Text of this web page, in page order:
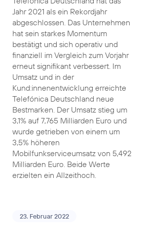
Jahr 2021 als ein Rekordjahr
abgeschlossen. Das Unternehmen
hat sein starkes Momentum
bestätigt und sich operativ und
finanziell im Vergleich zum Vorjahr
erneut signifikant verbessert. Im
Umsatz und in der
Kund:innenentwicklung erreichte
Telefónica Deutschland neue
Bestmarken. Der Umsatz stieg um
3,1% auf 7,765 Milliarden Euro und
wurde getrieben von einem um
3,5% höheren
Mobilfunkserviceumsatz von 5,492
Milliarden Euro. Beide Werte
erzielten ein Allzeithoch.
23. Februar 2022